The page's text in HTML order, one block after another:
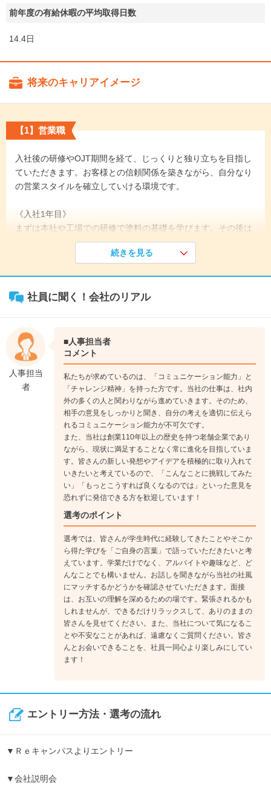
前年度の有給休暇の平均取得日数
14.4日
将来のキャリアイメージ
【1】営業職
入社後の研修やOJT期間を経て、じっくりと独り立ちを目指し
ていただきます。お客様との信頼関係を築きながら、自分なり
の営業スタイルを確立していける環境です。
《入社1年目》
まずは本社や工場での研修で塗料の基礎を学びます。その後は
先輩社員に同行し、お客様との関わり方や提案のノウハウを実
践的に習得します。わからないことはすぐに質問できる環境で
《入社2年目》
し、最適な塗料の提案に挑戦していきます。
↓
《入社3年目》
担当するお客様の数も増え、より深く入り込んだ提案ができる
ようになります。技術部門と連携しながら、お客様の課題解決
に向けたカスタマイズ提案など、営業としての専門性を高めて
技術系総合職
入社後は先輩のサポートを通じて、塗料の基礎知識や分析機器
の使い方を身に付けます。将来的には、自身のテーマを持って
新製品の開発や改良に取り組むことができます。
《入社1年目》
本社や工場での研修後、配属先で先輩の指導のもと、塗料の取
り扱いや開発補助を経験します。早い段階から進捗報告の会議
（PDCA会議）にも参加し、研究開発の流れを学びます。
《入社2年目》
上司と相談のうえ、自分自身の目標（課題）を設定し、テーマ
に沿った研究をスタートします。自分で考えた試験方法を試
し、結果を分析しながら、着実に技術者としてのスキルを磨い
《入社3年目》
新製品の開発や既存製品の改良プロジェクトにおいて、中心的
な役割を担うようになります。営業と同行してお客様へ技術的
続きを見る
社員に聞く！会社のリアル
人事担当
者
■人事担当者
コメント
私たちが求めているのは、「コミュニケーション能力」と
「チャレンジ精神」を持った方です。当社の仕事は、社内
外の多くの人と関わりながら進めていきます。そのため、
相手の意見をしっかりと聞き、自分の考えを適切に伝えら
れるコミュニケーション能力が不可欠です。
また、当社は創業110年以上の歴史を持つ老舗企業であり
ながら、現状に満足することなく常に進化を目指していま
す。皆さんの新しい発想やアイデアを積極的に取り入れて
いきたいと考えているので、「こんなことに挑戦してみた
い」「もっとこうすれば良くなるのでは」といった意見を
恐れずに発信できる方を歓迎しています！
選考のポイント
選考では、皆さんが学生時代に経験してきたことやそこか
ら得た学びを「ご自身の言葉」で語っていただきたいと考
えています。学業だけでなく、アルバイトや趣味など、ど
んなことでも構いません。お話しを聞きながら当社の社風
にマッチするかどうかを確認させていただきます。面接
は、お互いの理解を深めるための場です。緊張されるかも
しれませんが、できるだけリラックスして、ありのままの
皆さんを見せてください。また、当社について気になるこ
とや不安なことがあれば、遠慮なくご質問ください。皆さ
んとお会いできることを、社員一同心より楽しみにしてい
ます！
エントリー方法・選考の流れ
▼Ｒｅキャンパスよりエントリー
▼会社説明会